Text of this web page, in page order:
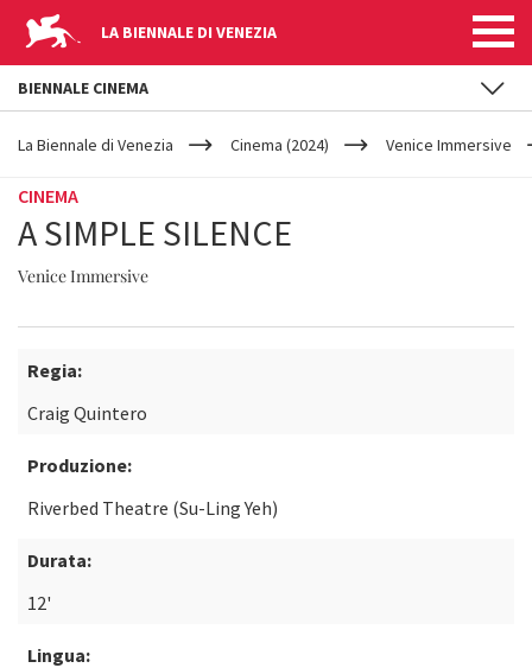
LA BIENNALE DI VENEZIA
YOUR
ARE
La Biennale di Venezia Cinema (2024) Venice Immersive
CINEMA
A SIMPLE SILENCE
Venice Immersive
Regia:
Craig Quintero
Produzione:
Riverbed Theatre (Su-Ling Yeh)
Durata:
12'
Lingua:
BIENNALE CINEMA